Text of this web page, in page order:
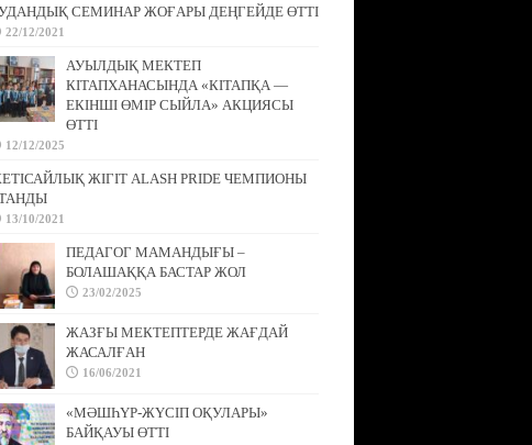
СЕМИНАР ЖОҒАРЫ ДЕҢГЕЙДЕ ӨТТІ
22/12/2021
АУЫЛДЫҚ МЕКТЕП
КІТАПХАНАСЫНДА «КІТАПҚА —
ЕКІНШІ ӨМІР СЫЙЛА» АКЦИЯСЫ
ӨТТІ
12/12/2025
ЖІГІТ ALASH PRIDE ЧЕМПИОНЫ
13/10/2021
ПЕДАГОГ МАМАНДЫҒЫ –
БОЛАШАҚҚА БАСТАР ЖОЛ
23/02/2025
ЖАЗҒЫ МЕКТЕПТЕРДЕ ЖАҒДАЙ
ЖАСАЛҒАН
16/06/2021
«МӘШҺҮР-ЖҮСІП ОҚУЛАРЫ»
БАЙҚАУЫ ӨТТІ